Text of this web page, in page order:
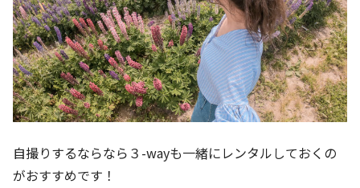
自撮りするならなら３-wayも一緒にレンタルしておくの
がおすすめです！